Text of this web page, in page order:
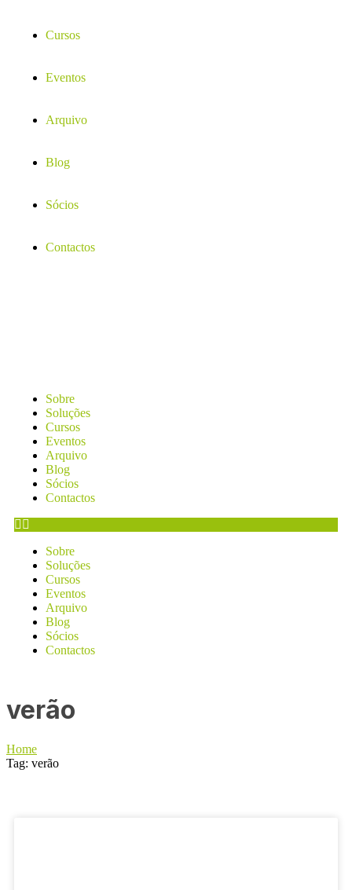
Cursos
Eventos
Arquivo
Blog
Sócios
Contactos
Sobre
Soluções
Cursos
Eventos
Arquivo
Blog
Sócios
Contactos
Sobre
Soluções
Cursos
Eventos
Arquivo
Blog
Sócios
Contactos
verão
Home
Tag: verão